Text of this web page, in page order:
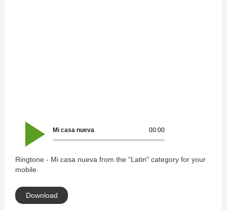
00:00
Mi casa nueva
Ringtone - Mi casa nueva from the "Latin" category for your
mobile.
Download